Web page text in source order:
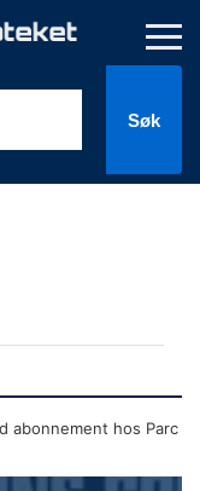
Søk
abonnement hos Parc